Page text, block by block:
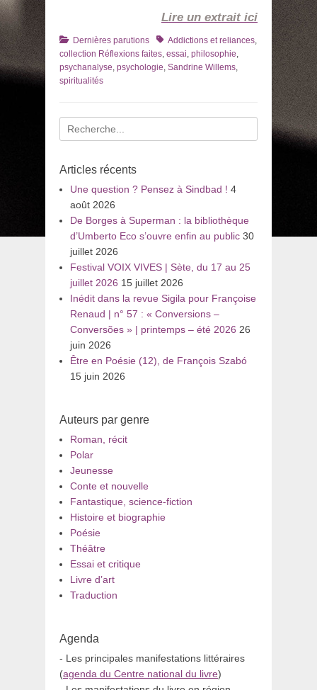
Lire un extrait ici
Catégories
Dernières parutions TagsAddictions et reliances,
collection Réflexions faites, essai, philosophie,
psychanalyse, psychologie, Sandrine Willems,
spiritualités
Recherche
pour
Articles récents
Une question ? Pensez à Sindbad ! 4
août 2026
De Borges à Superman : la bibliothèque
d’Umberto Eco s’ouvre enfin au public 30
juillet 2026
Festival VOIX VIVES | Sète, du 17 au 25
juillet 2026 15 juillet 2026
Inédit dans la revue Sigila pour Françoise
Renaud | n° 57 : « Conversions –
Conversões » | printemps – été 2026 26
juin 2026
Être en Poésie (12), de François Szabó
15 juin 2026
Auteurs par genre
Roman, récit
Polar
Jeunesse
Conte et nouvelle
Fantastique, science-fiction
Histoire et biographie
Poésie
Théâtre
Essai et critique
Livre d’art
Traduction
Agenda
- Les principales manifestations littéraires
(agenda du Centre national du livre)